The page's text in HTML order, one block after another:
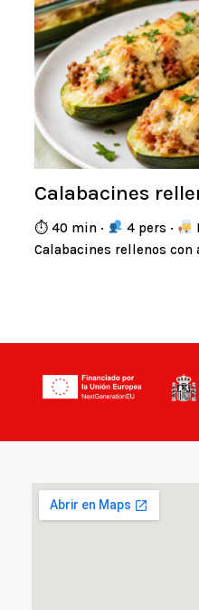
Calabacines
⏱ 40 min · 4 pers ·
Calabacines rellenos con